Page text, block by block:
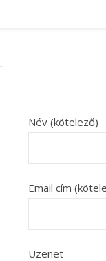
Név (kötelező)
Email cím
Üzenet